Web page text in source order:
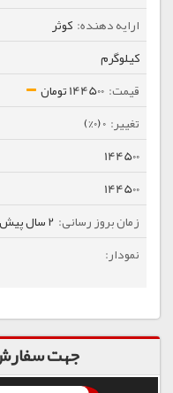
کوثر
کیلوگرم
144500 تومان
0 (0%)
144500
144500
2 سال پیش
جهت